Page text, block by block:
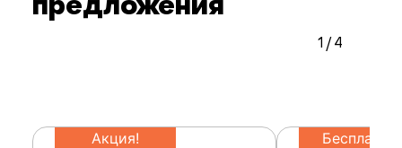
предложения
Акция! Бесплатно
1 / 4